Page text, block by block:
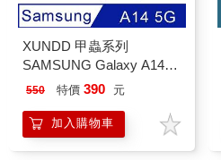
XUNDD 甲蟲系列
SAMSUNG Galaxy A14
5G 防摔保護軟殼 炫酷黑
550 特價 390 元
加入購物車